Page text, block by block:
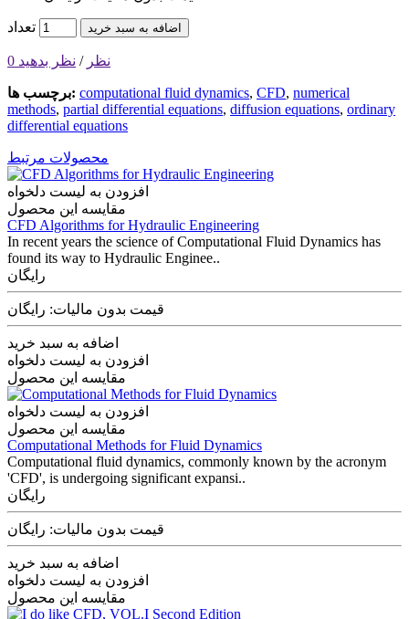
تعداد اضافه به سبد خرید
0 نظر / نظر بدهید
برچسب ها: computational fluid dynamics, CFD, numerical
methods, partial differential equations, diffusion equations, ordinary
differential equations
محصولات مرتبط
افزودن به لیست دلخواه
مقایسه این محصول
CFD Algorithms for Hydraulic Engineering
In recent years the science of Computational Fluid Dynamics has
found its way to Hydraulic Enginee..
رایگان
قیمت بدون مالیات: رایگان
اضافه به سبد خرید
افزودن به لیست دلخواه
مقایسه این محصول
افزودن به لیست دلخواه
مقایسه این محصول
Computational Methods for Fluid Dynamics
Computational fluid dynamics, commonly known by the acronym
'CFD', is undergoing significant expansi..
رایگان
قیمت بدون مالیات: رایگان
اضافه به سبد خرید
افزودن به لیست دلخواه
مقایسه این محصول